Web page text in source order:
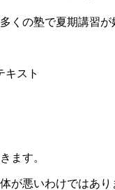
くの塾で夏期講習が
キスト
ます。
が悪いわけではあり